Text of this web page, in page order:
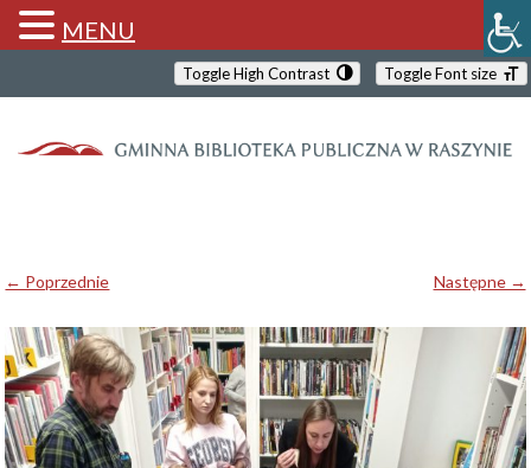
Toggle High Contrast Toggle Font size
← Poprzednie Następne →
MENU